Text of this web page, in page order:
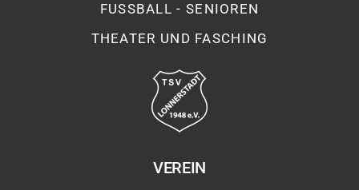
FUSSBALL - SENIOREN
THEATER UND FASCHING
VEREIN